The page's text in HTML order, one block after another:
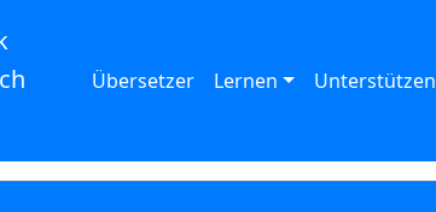
Übersetzer Lernen Unterstützen